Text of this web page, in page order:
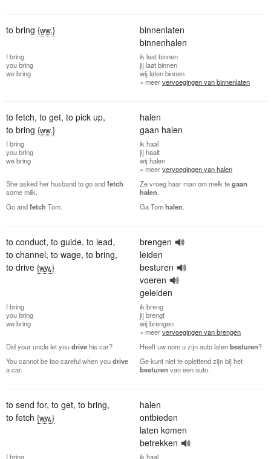
to bring {ww.}
binnenlaten
binnenhalen
I bring
youbring
webring
ik laat binnen
jijlaat binnen
wijlaten binnen
» meervervoegingen van binnenlaten
to fetch, to get, to pick up,
to bring {ww.}
halen
gaan halen
I bring
youbring
webring
ik haal
jijhaalt
wijhalen
» meervervoegingen van halen
She asked her husband to go andfetch
some milk.
Ze vroeg haar man om melk tegaan
halen
Go andfetch Tom. Ga Tomhalen
to conduct, to guide, to lead,
to channel, to wage, to bring,
to drive {ww.}
brengen
leiden
besturen
voeren
geleiden
I bring
youbring
webring
ik breng
jijbrengt
wijbrengen
» meervervoegingen van brengen
Did your uncle let youdrivehis car? Heeft uw oom u zijn auto latenbesturen?
You cannot be too careful when youdrive
a car.
Ge kunt niet te oplettend zijn bij het
besturen van een auto.
to send for, to get, to bring,
to fetch {ww.}
halen
ontbieden
laten komen
betrekken
I bring
ik haal